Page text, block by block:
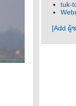
tuk-
[Add ผู้